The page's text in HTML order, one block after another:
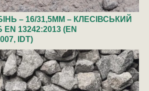
– 16/31,5ММ – КЛЕСІВСЬКИЙ
13242:2013 (EN
IDT)